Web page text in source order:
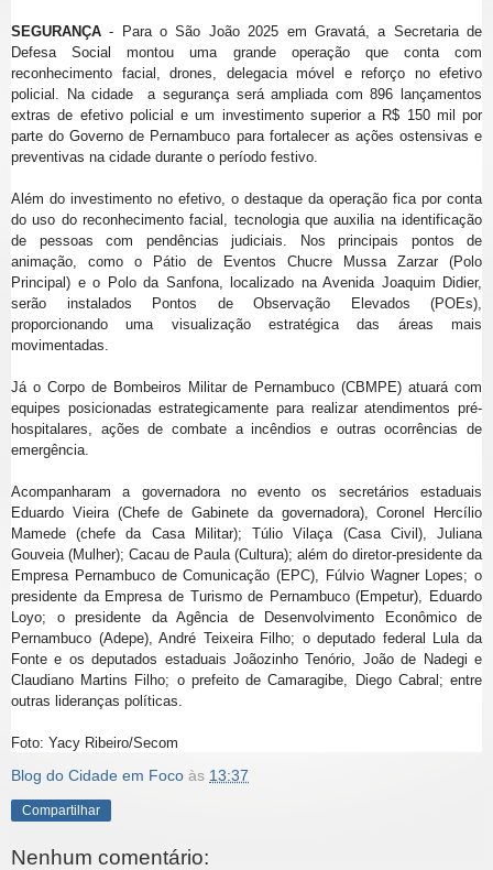
SEGURANÇA - Para o São João 2025 em Gravatá, a Secretaria de
Defesa Social montou uma grande operação que conta com
reconhecimento facial, drones, delegacia móvel e reforço no efetivo
policial. Na cidade a segurança será ampliada com 896 lançamentos
extras de efetivo policial e um investimento superior a R$ 150 mil por
parte do Governo de Pernambuco para fortalecer as ações ostensivas e
preventivas na cidade durante o período festivo.
Além do investimento no efetivo, o destaque da operação fica por conta
do uso do reconhecimento facial, tecnologia que auxilia na identificação
de pessoas com pendências judiciais. Nos principais pontos de
animação, como o Pátio de Eventos Chucre Mussa Zarzar (Polo
Principal) e o Polo da Sanfona, localizado na Avenida Joaquim Didier,
serão instalados Pontos de Observação Elevados (POEs),
proporcionando uma visualização estratégica das áreas mais
movimentadas.
Já o Corpo de Bombeiros Militar de Pernambuco (CBMPE) atuará com
equipes posicionadas estrategicamente para realizar atendimentos pré-
hospitalares, ações de combate a incêndios e outras ocorrências de
emergência.
Acompanharam a governadora no evento os secretários estaduais
Eduardo Vieira (Chefe de Gabinete da governadora), Coronel Hercílio
Mamede (chefe da Casa Militar); Túlio Vilaça (Casa Civil), Juliana
Gouveia (Mulher); Cacau de Paula (Cultura); além do diretor-presidente da
Empresa Pernambuco de Comunicação (EPC), Fúlvio Wagner Lopes; o
presidente da Empresa de Turismo de Pernambuco (Empetur), Eduardo
Loyo; o presidente da Agência de Desenvolvimento Econômico de
Pernambuco (Adepe), André Teixeira Filho; o deputado federal Lula da
Fonte e os deputados estaduais Joãozinho Tenório, João de Nadegi e
Claudiano Martins Filho; o prefeito de Camaragibe, Diego Cabral; entre
outras lideranças políticas.
Foto: Yacy Ribeiro/Secom
Blog do Cidade em Foco às 13:37
Compartilhar
Nenhum comentário: